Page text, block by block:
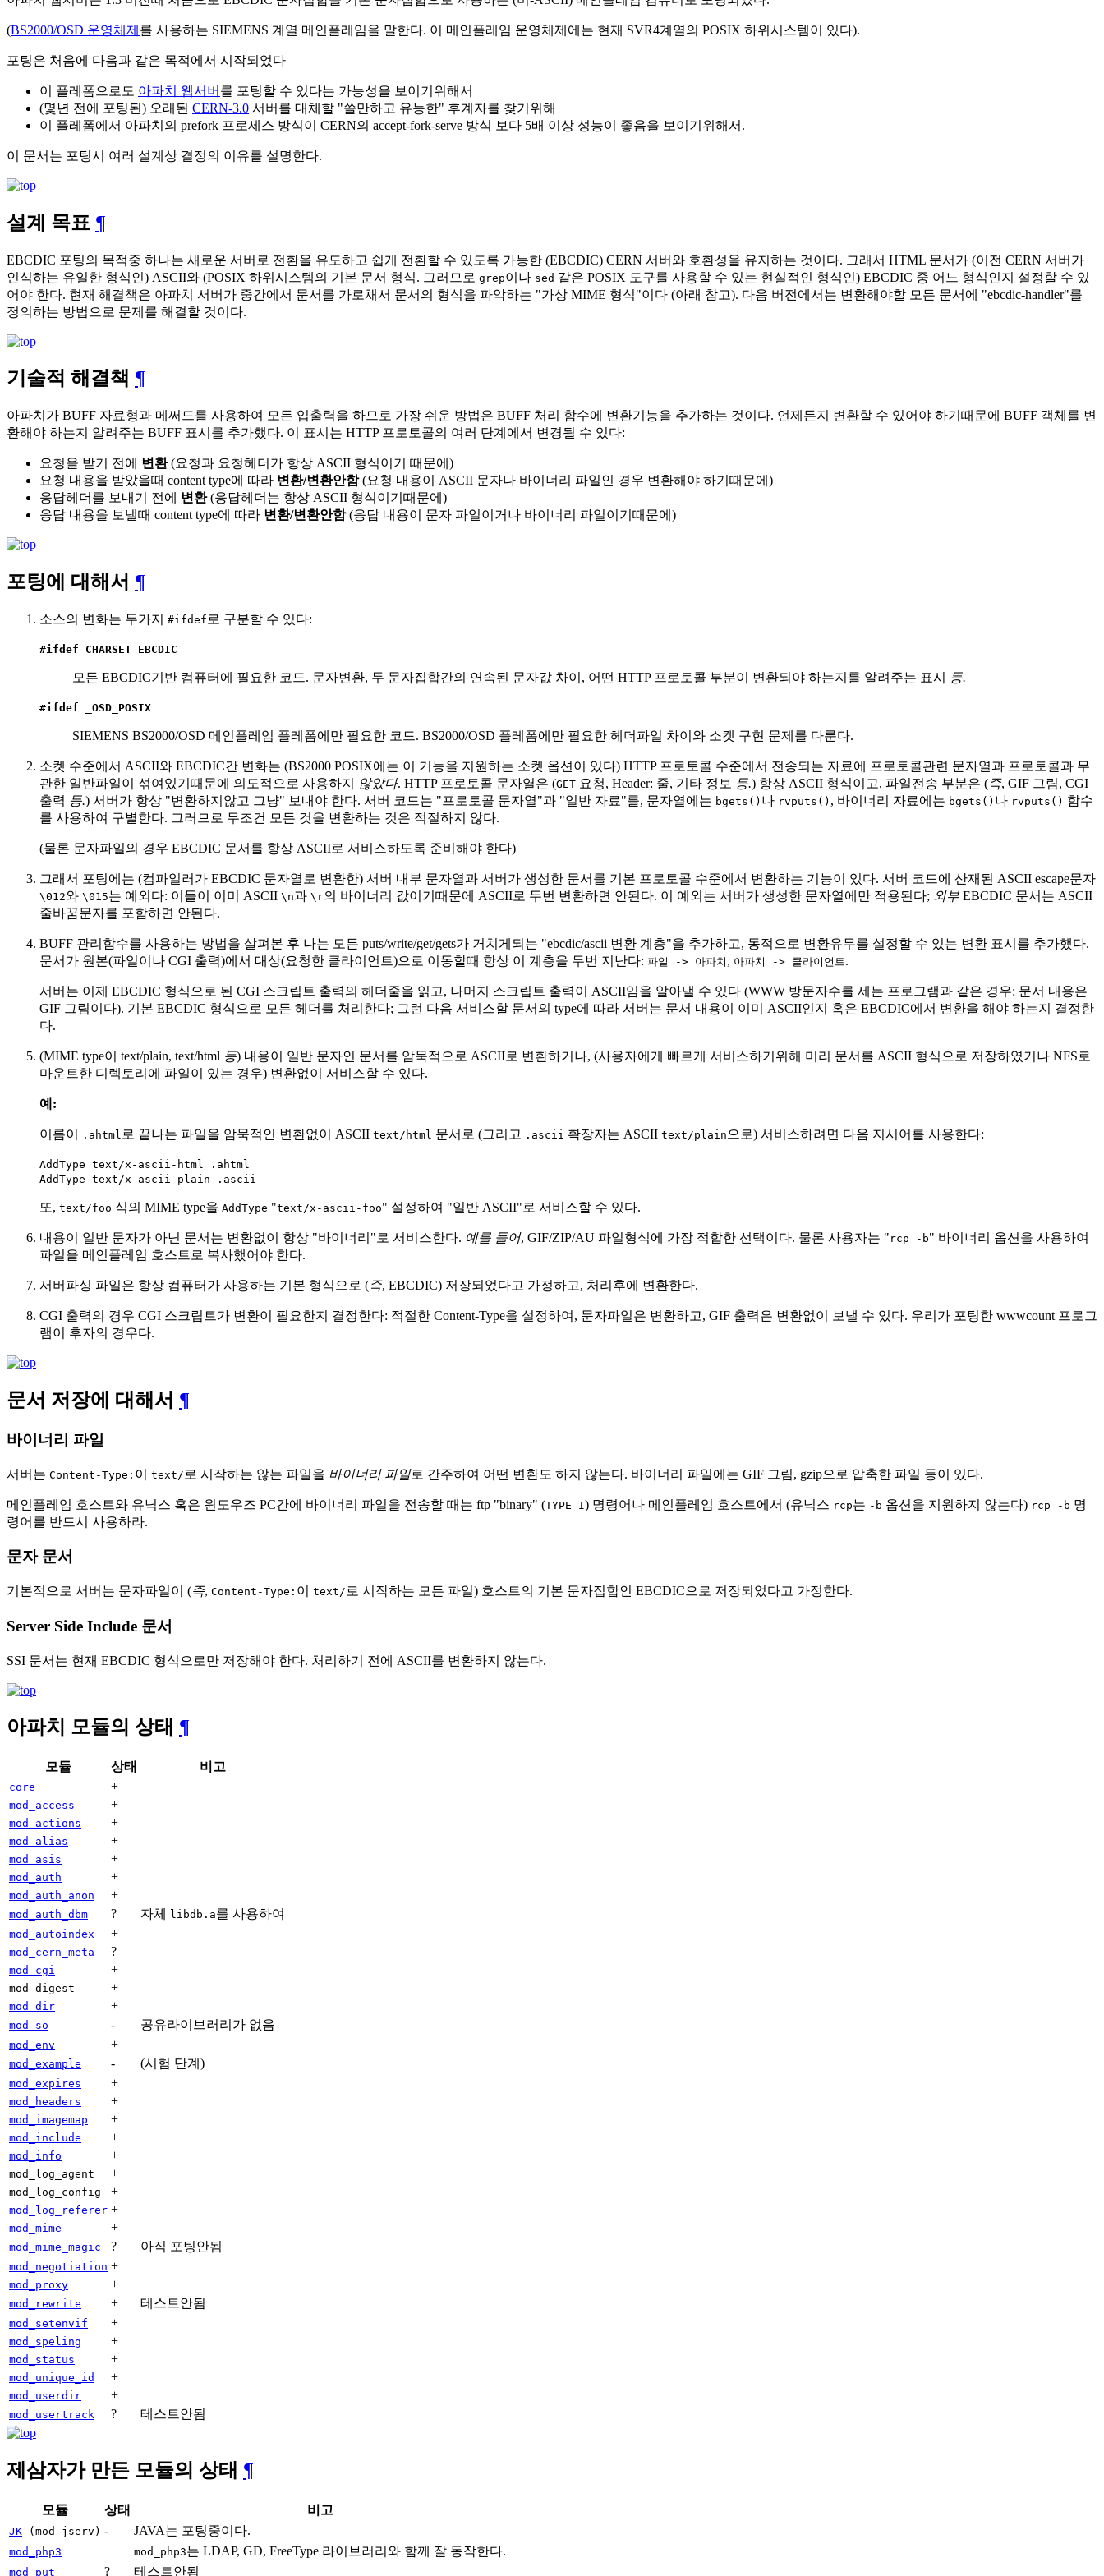
(BS2000/OSD 운영체제 를 사용하는 SIEMENS 계열 메인플레임을 말한다. 이 메인플레임 운영체제에는 현재 SVR4계열의 POSIX 하위시스템이 있다).
포팅은 처음에 다음과 같은 목적에서 시작되었다
이 플레폼으로도 아파치 웹서버 를 포팅할 수 있다는 가능성을 보이기위해서
(몇년 전에 포팅된) 오래된 CERN-3.0 서버를 대체할 "쓸만하고 유능한" 후계자를 찾기위해
이 플레폼에서 아파치의 prefork 프로세스 방식이 CERN의 accept-fork-serve 방식 보다 5배 이상 성능이 좋음을 보이기위해서.
이 문서는 포팅시 여러 설계상 결정의 이유를 설명한다.
설계 목표 ¶
EBCDIC 포팅의 목적중 하나는 새로운 서버로 전환을 유도하고 쉽게 전환할 수 있도록 가능한 (EBCDIC) CERN 서버와 호환성을 유지하는 것이다. 그래서 HTML 문서가 (이전 CERN 서버가
인식하는 유일한 형식인) ASCII와 (POSIX 하위시스템의 기본 문서 형식. 그러므로 grep이나 sed 같은 POSIX 도구를 사용할 수 있는 현실적인 형식인) EBCDIC 중 어느 형식인지 설정할 수 있
어야 한다. 현재 해결책은 아파치 서버가 중간에서 문서를 가로채서 문서의 형식을 파악하는 "가상 MIME 형식"이다 (아래 참고). 다음 버전에서는 변환해야할 모든 문서에 "ebcdic-handler"를
정의하는 방법으로 문제를 해결할 것이다.
기술적 해결책 ¶
아파치가 BUFF 자료형과 메써드를 사용하여 모든 입출력을 하므로 가장 쉬운 방법은 BUFF 처리 함수에 변환기능을 추가하는 것이다. 언제든지 변환할 수 있어야 하기때문에 BUFF 객체를 변
환해야 하는지 알려주는 BUFF 표시를 추가했다. 이 표시는 HTTP 프로토콜의 여러 단계에서 변경될 수 있다:
요청을 받기 전에 변환(요청과 요청헤더가 항상 ASCII 형식이기 때문에)
요청 내용을 받았을때 content type에 따라 변환/변환안함(요청 내용이 ASCII 문자나 바이너리 파일인 경우 변환해야 하기때문에)
응답헤더를 보내기 전에 변환(응답헤더는 항상 ASCII 형식이기때문에)
응답 내용을 보낼때 content type에 따라 변환/변환안함(응답 내용이 문자 파일이거나 바이너리 파일이기때문에)
포팅에 대해서 ¶
소스의 변화는 두가지 #ifdef 로 구분할 수 있다:
#ifdef CHARSET_EBCDIC
모든 EBCDIC기반 컴퓨터에 필요한 코드. 문자변환, 두 문자집합간의 연속된 문자값 차이, 어떤 HTTP 프로토콜 부분이 변환되야 하는지를 알려주는 표시 등.
#ifdef _OSD_POSIX
SIEMENS BS2000/OSD 메인플레임 플레폼에만 필요한 코드. BS2000/OSD 플레폼에만 필요한 헤더파일 차이와 소켓 구현 문제를 다룬다.
소켓 수준에서 ASCII와 EBCDIC간 변화는 (BS2000 POSIX에는 이 기능을 지원하는 소켓 옵션이 있다) HTTP 프로토콜 수준에서 전송되는 자료에 프로토콜관련 문자열과 프로토콜과 무
관한 일반파일이 섞여있기때문에 의도적으로 사용하지
않았다. HTTP 프로토콜 문자열은 (GET 요청, Header: 줄, 기타 정보 등.) 항상 ASCII 형식이고, 파일전송 부분은 (즉, GIF 그림, CGI
출력 등.) 서버가 항상 "변환하지않고 그냥" 보내야 한다. 서버 코드는 "프로토콜 문자열"과 "일반 자료"를, 문자열에는 bgets() 나 rvputs() , 바이너리 자료에는 bgets() 나 rvputs() 함수
를 사용하여 구별한다. 그러므로 무조건 모든 것을 변환하는 것은 적절하지 않다.
(물론 문자파일의 경우 EBCDIC 문서를 항상 ASCII로 서비스하도록 준비해야 한다)
그래서 포팅에는 (컴파일러가 EBCDIC 문자열로 변환한) 서버 내부 문자열과 서버가 생성한 문서를 기본 프로토콜 수준에서 변환하는 기능이 있다. 서버 코드에 산재된 ASCII escape문자
\012와 \015는 예외다: 이들이 이미 ASCII \n과 \r의 바이너리 값이기때문에 ASCII로 두번 변환하면 안된다. 이 예외는 서버가 생성한 문자열에만 적용된다; 외부 EBCDIC 문서는 ASCII
줄바꿈문자를 포함하면 안된다.
BUFF 관리함수를 사용하는 방법을 살펴본 후 나는 모든 puts/write/get/gets가 거치게되는 "ebcdic/ascii 변환 계층"을 추가하고, 동적으로 변환유무를 설정할 수 있는 변환 표시를 추가했다.
문서가 원본(파일이나 CGI 출력)에서 대상(요청한 클라이언트)으로 이동할때 항상 이 계층을 두번 지난다: 파일 -> 아파치 , 아파치 -> 클라이언트.
서버는 이제 EBCDIC 형식으로 된 CGI 스크립트 출력의 헤더줄을 읽고, 나머지 스크립트 출력이 ASCII임을 알아낼 수 있다 (WWW 방문자수를 세는 프로그램과 같은 경우: 문서 내용은
GIF 그림이다). 기본 EBCDIC 형식으로 모든 헤더를 처리한다; 그런 다음 서비스할 문서의 type에 따라 서버는 문서 내용이 이미 ASCII인지 혹은 EBCDIC에서 변환을 해야 하는지 결정한
다.
(MIME type이 text/plain, text/html 등) 내용이 일반 문자인 문서를 암묵적으로 ASCII로 변환하거나, (사용자에게 빠르게 서비스하기위해 미리 문서를 ASCII 형식으로 저장하였거나 NFS로
마운트한 디렉토리에 파일이 있는 경우) 변환없이 서비스할 수 있다.
예:
이름이 .ahtml 로 끝나는 파일을 암묵적인 변환없이 ASCII text/html 문서로 (그리고 .ascii 확장자는 ASCII text/plain 으로) 서비스하려면 다음 지시어를 사용한다:
AddType text/x-ascii-html .ahtml
AddType text/x-ascii-plain .ascii
또, text/foo 식의 MIME type을 AddType "text/x-ascii-foo" 설정하여 "일반 ASCII"로 서비스할 수 있다.
내용이 일반 문자가 아닌 문서는 변환없이 항상 "바이너리"로 서비스한다. 예를 들어, GIF/ZIP/AU 파일형식에 가장 적합한 선택이다. 물론 사용자는 " rcp -b" 바이너리 옵션을 사용하여
파일을 메인플레임 호스트로 복사했어야 한다.
서버파싱 파일은 항상 컴퓨터가 사용하는 기본 형식으로 (즉, EBCDIC) 저장되었다고 가정하고, 처리후에 변환한다.
CGI 출력의 경우 CGI 스크립트가 변환이 필요한지 결정한다: 적절한 Content-Type을 설정하여, 문자파일은 변환하고, GIF 출력은 변환없이 보낼 수 있다. 우리가 포팅한 wwwcount 프로그
램이 후자의 경우다.
문서 저장에 대해서 ¶
바이너리 파일
서버는 Content-Type: 이 text/ 로 시작하는 않는 파일을 바이너리 파일로 간주하여 어떤 변환도 하지 않는다. 바이너리 파일에는 GIF 그림, gzip으로 압축한 파일 등이 있다.
메인플레임 호스트와 유닉스 혹은 윈도우즈 PC간에 바이너리 파일을 전송할 때는 ftp "binary" (TYPE I) 명령어나 메인플레임 호스트에서 (유닉스 rcp는 -b 옵션을 지원하지 않는다) rcp -b 명
령어를 반드시 사용하라.
문자 문서
기본적으로 서버는 문자파일이 (즉, Content-Type: 이 text/ 로 시작하는 모든 파일) 호스트의 기본 문자집합인 EBCDIC으로 저장되었다고 가정한다.
Server Side Include 문서
SSI 문서는 현재 EBCDIC 형식으로만 저장해야 한다. 처리하기 전에 ASCII를 변환하지 않는다.
아파치 모듈의 상태 ¶
모듈 상태 비고
core +
mod_access +
mod_actions +
mod_alias +
mod_asis +
mod_auth +
mod_auth_anon +
mod_auth_dbm ? 자체 libdb.a를 사용하여
mod_autoindex +
mod_cern_meta ?
mod_cgi +
mod_digest +
mod_dir +
mod_so - 공유라이브러리가 없음
mod_env +
mod_example - (시험 단계)
mod_expires +
mod_headers +
mod_imagemap +
mod_include +
mod_info +
mod_log_agent +
mod_log_config +
mod_log_referer +
mod_mime +
mod_mime_magic ? 아직 포팅안됨
mod_negotiation +
mod_proxy +
mod_rewrite + 테스트안됨
mod_setenvif +
mod_speling +
mod_status +
mod_unique_id +
mod_userdir +
mod_usertrack ? 테스트안됨
제삼자가 만든 모듈의 상태 ¶
모듈 상태 비고
JK (mod_jserv) - JAVA는 포팅중이다.
mod_php3 + mod_php3는 LDAP, GD, FreeType 라이브러리와 함께 잘 동작한다.
mod_put ? 테스트안됨